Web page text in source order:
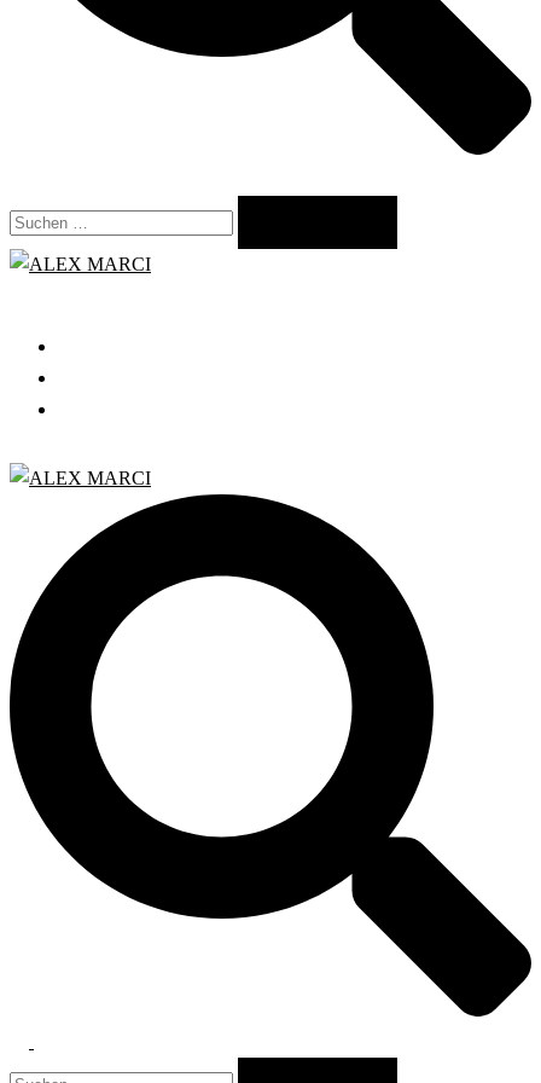
Suchen
nach:
menu
Suchen